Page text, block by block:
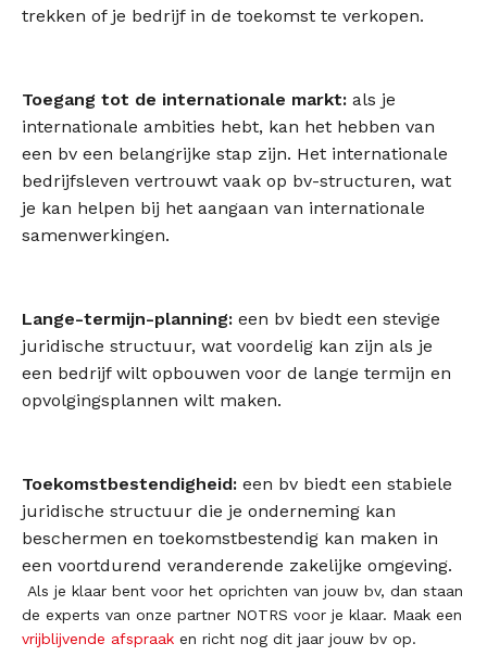
trekken of je bedrijf in de toekomst te verkopen.
Toegang tot de internationale markt: als je
internationale ambities hebt, kan het hebben van
een bv een belangrijke stap zijn. Het internationale
bedrijfsleven vertrouwt vaak op bv-structuren, wat
je kan helpen bij het aangaan van internationale
samenwerkingen.
Lange-termijn-planning: een bv biedt een stevige
juridische structuur, wat voordelig kan zijn als je
een bedrijf wilt opbouwen voor de lange termijn en
opvolgingsplannen wilt maken.
Toekomstbestendigheid: een bv biedt een stabiele
juridische structuur die je onderneming kan
beschermen en toekomstbestendig kan maken in
een voortdurend veranderende zakelijke omgeving.
Als je klaar bent voor het oprichten van jouw bv, dan staan
de experts van onze partner NOTRS voor je klaar. Maak een
vrijblijvende afspraak en richt nog dit jaar jouw bv op.